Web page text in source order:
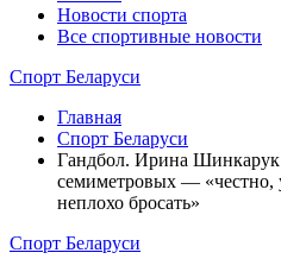
Новости спорта
Все спортивные новости
Спорт Беларуси
Главная
Спорт Беларуси
Гандбол. Ирина Шинкарук
семиметровых — «честно,
неплохо бросать»
Спорт Беларуси